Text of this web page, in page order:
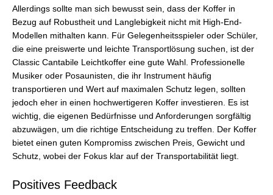
Allerdings sollte man sich bewusst sein, dass der Koffer in
Bezug auf Robustheit und Langlebigkeit nicht mit High-End-
Modellen mithalten kann. Für Gelegenheitsspieler oder Schüler,
die eine preiswerte und leichte Transportlösung suchen, ist der
Classic Cantabile Leichtkoffer eine gute Wahl. Professionelle
Musiker oder Posaunisten, die ihr Instrument häufig
transportieren und Wert auf maximalen Schutz legen, sollten
jedoch eher in einen hochwertigeren Koffer investieren. Es ist
wichtig, die eigenen Bedürfnisse und Anforderungen sorgfältig
abzuwägen, um die richtige Entscheidung zu treffen. Der Koffer
bietet einen guten Kompromiss zwischen Preis, Gewicht und
Schutz, wobei der Fokus klar auf der Transportabilität liegt.
Positives Feedback